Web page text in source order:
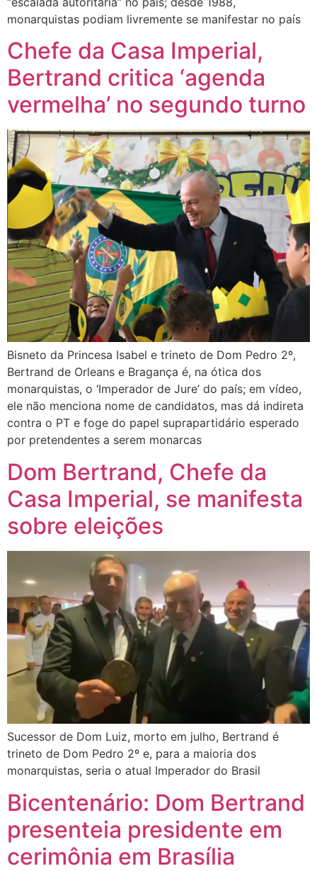
monarquistas podiam livremente se manifestar no país
Chefe da Casa Imperial,
Bertrand critica ‘agenda
vermelha’ no segundo turno
Bisneto da Princesa Isabel e trineto de Dom Pedro 2º,
Bertrand de Orleans e Bragança é, na ótica dos
monarquistas, o ‘Imperador de Jure’ do país; em vídeo,
ele não menciona nome de candidatos, mas dá indireta
contra o PT e foge do papel suprapartidário esperado
por pretendentes a serem monarcas
Dom Bertrand, Chefe da
Casa Imperial, se manifesta
sobre eleições
Sucessor de Dom Luiz, morto em julho, Bertrand é
trineto de Dom Pedro 2º e, para a maioria dos
monarquistas, seria o atual Imperador do Brasil
Bicentenário: Dom Bertrand
presenteia presidente em
cerimônia em Brasília